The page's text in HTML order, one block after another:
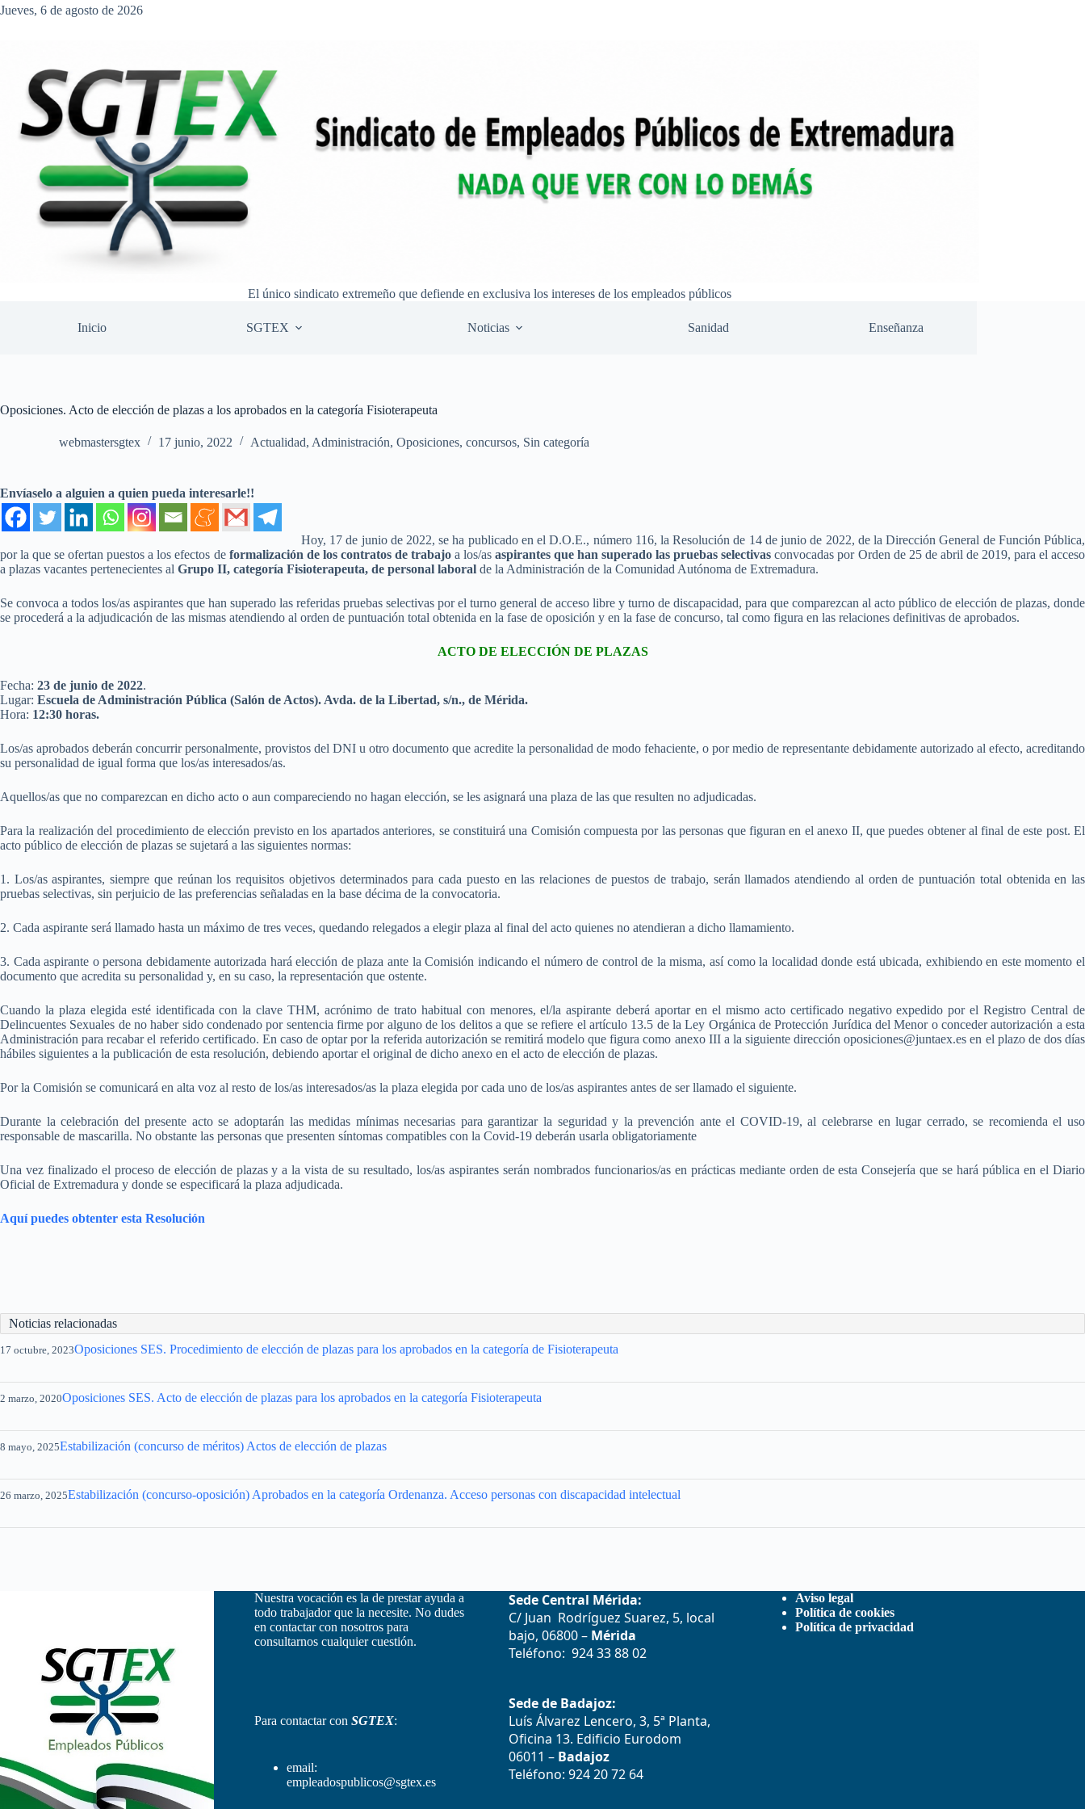
Saltar
Jueves, 6 de agosto de 2026
El único sindicato extremeño que defiende en exclusiva los intereses de los empleados públicos
Inicio SGTEX Noticias Sanidad Enseñanza
Oposiciones. Acto de elección de plazas a los aprobados en la categoría Fisioterapeuta
webmastersgtex 17 junio, 2022 Actualidad, Administración, Oposiciones, concursos, Sin categoría
Envíaselo a alguien a quien pueda interesarle!!
Hoy, 17 de junio de 2022, se ha publicado en el D.O.E., número 116, la Resolución de 14 de junio de 2022, de la Dirección General de Función Pública,
por la que se ofertan puestos a los efectos de formalización de los contratos de trabajoa los/asaspirantes que han superado las pruebas selectivas convocadas por Orden de 25 de abril de 2019, para el acceso
a plazas vacantes pertenecientes al Grupo II, categoría Fisioterapeuta, de personal laboral de la Administración de la Comunidad Autónoma de Extremadura.
Se convoca a todos los/as aspirantes que han superado las referidas pruebas selectivas por el turno general de acceso libre y turno de discapacidad, para que comparezcan al acto público de elección de plazas, donde
se procederá a la adjudicación de las mismas atendiendo al orden de puntuación total obtenida en la fase de oposición y en la fase de concurso, tal como figura en las relaciones definitivas de aprobados.
ACTO DE ELECCIÓN DE PLAZAS
Fecha: 23 de junio de 2022.
Lugar: Escuela de Administración Pública (Salón de Actos). Avda. de la Libertad, s/n., de Mérida.
Hora: 12:30 horas.
Los/as aprobados deberán concurrir personalmente, provistos del DNI u otro documento que acredite la personalidad de modo fehaciente, o por medio de representante debidamente autorizado al efecto, acreditando
su personalidad de igual forma que los/as interesados/as.
Aquellos/as que no comparezcan en dicho acto o aun compareciendo no hagan elección, se les asignará una plaza de las que resulten no adjudicadas.
Para la realización del procedimiento de elección previsto en los apartados anteriores, se constituirá una Comisión compuesta por las personas que figuran en el anexo II, que puedes obtener al final de este post. El
acto público de elección de plazas se sujetará a las siguientes normas:
1. Los/as aspirantes, siempre que reúnan los requisitos objetivos determinados para cada puesto en las relaciones de puestos de trabajo, serán llamados atendiendo al orden de puntuación total obtenida en las
pruebas selectivas, sin perjuicio de las preferencias señaladas en la base décima de la convocatoria.
2. Cada aspirante será llamado hasta un máximo de tres veces, quedando relegados a elegir plaza al final del acto quienes no atendieran a dicho llamamiento.
3. Cada aspirante o persona debidamente autorizada hará elección de plaza ante la Comisión indicando el número de control de la misma, así como la localidad donde está ubicada, exhibiendo en este momento el
documento que acredita su personalidad y, en su caso, la representación que ostente.
Cuando la plaza elegida esté identificada con la clave THM, acrónimo de trato habitual con menores, el/la aspirante deberá aportar en el mismo acto certificado negativo expedido por el Registro Central de
Delincuentes Sexuales de no haber sido condenado por sentencia firme por alguno de los delitos a que se refiere el artículo 13.5 de la Ley Orgánica de Protección Jurídica del Menor o conceder autorización a esta
Administración para recabar el referido certificado. En caso de optar por la referida autorización se remitirá modelo que figura como anexo III a la siguiente dirección oposiciones@juntaex.es en el plazo de dos días
hábiles siguientes a la publicación de esta resolución, debiendo aportar el original de dicho anexo en el acto de elección de plazas.
Por la Comisión se comunicará en alta voz al resto de los/as interesados/as la plaza elegida por cada uno de los/as aspirantes antes de ser llamado el siguiente.
Durante la celebración del presente acto se adoptarán las medidas mínimas necesarias para garantizar la seguridad y la prevención ante el COVID-19, al celebrarse en lugar cerrado, se recomienda el uso
responsable de mascarilla. No obstante las personas que presenten síntomas compatibles con la Covid-19 deberán usarla obligatoriamente
Una vez finalizado el proceso de elección de plazas y a la vista de su resultado, los/as aspirantes serán nombrados funcionarios/as en prácticas mediante orden de esta Consejería que se hará pública en el Diario
Oficial de Extremadura y donde se especificará la plaza adjudicada.
Aquí puedes obtenter esta Resolución
Noticias relacionadas
17 octubre, 2023Oposiciones SES. Procedimiento de elección de plazas para los aprobados en la categoría de Fisioterapeuta
2 marzo, 2020Oposiciones SES. Acto de elección de plazas para los aprobados en la categoría Fisioterapeuta
8 mayo, 2025Estabilización (concurso de méritos) Actos de elección de plazas
26 marzo, 2025Estabilización (concurso-oposición) Aprobados en la categoría Ordenanza. Acceso personas con discapacidad intelectual
Nuestra vocación es la de prestar ayuda a
todo trabajador que la necesite. No dudes
en contactar con nosotros para
consultarnos cualquier cuestión.
Para contactar con SGTEX:
email:
empleadospublicos@sgtex.es
Sede Central Mérida:
C/ Juan Rodríguez Suarez, 5, local
bajo, 06800 – Mérida
Teléfono: 924 33 88 02
Sede de Badajoz:
Luís Álvarez Lencero, 3, 5ª Planta,
Oficina 13. Edificio Eurodom
06011 – Badajoz
Teléfono: 924 20 72 64
Aviso legal
Política de cookies
Política de privacidad